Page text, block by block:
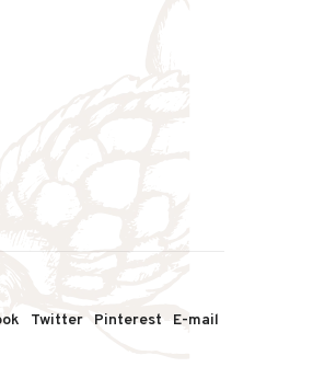
Twitter Pinterest E-mail